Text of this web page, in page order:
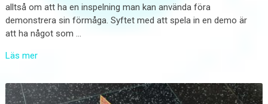
alltså om att ha en inspelning man kan använda föra
demonstrera sin förmåga. Syftet med att spela in en demo är
att ha något som …
Läs mer